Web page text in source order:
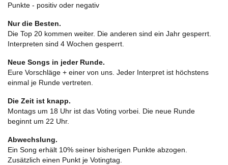
Punkte - positiv oder negativ
Nur die Besten.
Die Top 20 kommen weiter. Die anderen sind ein Jahr gesperrt.
Interpreten sind 4 Wochen gesperrt.
Neue Songs in jeder Runde.
Eure Vorschläge + einer von uns. Jeder Interpret ist höchstens
einmal je Runde vertreten.
Die Zeit ist knapp.
Montags um 18 Uhr ist das Voting vorbei. Die neue Runde
beginnt um 22 Uhr.
Abwechslung.
Ein Song erhält 10% seiner bisherigen Punkte abzogen.
Zusätzlich einen Punkt je Votingtag.